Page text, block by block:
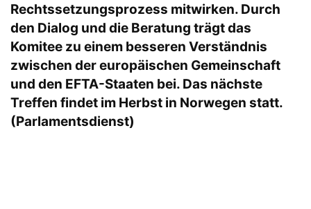
Rechtssetzungsprozess mitwirken. Durch
den Dialog und die Beratung trägt das
Komitee zu einem besseren Verständnis
zwischen der europäischen Gemeinschaft
und den EFTA-Staaten bei. Das nächste
Treffen findet im Herbst in Norwegen statt.
(Parlamentsdienst)